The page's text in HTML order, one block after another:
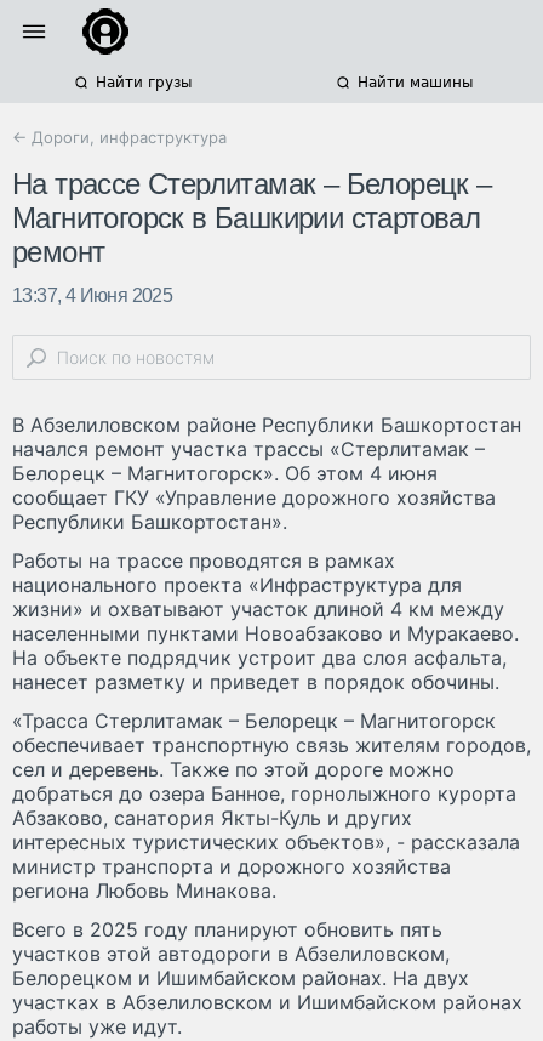
Найти грузы Найти машины
← Дороги, инфраструктура
На трассе Стерлитамак – Белорецк –
Магнитогорск в Башкирии стартовал
ремонт
13:37, 4 Июня 2025
В Абзелиловском районе Республики Башкортостан
начался ремонт участка трассы «Стерлитамак –
Белорецк – Магнитогорск». Об этом 4 июня
сообщает ГКУ «Управление дорожного хозяйства
Республики Башкортостан».
Работы на трассе проводятся в рамках
национального проекта «Инфраструктура для
жизни» и охватывают участок длиной 4 км между
населенными пунктами Новоабзаково и Муракаево.
На объекте подрядчик устроит два слоя асфальта,
нанесет разметку и приведет в порядок обочины.
«Трасса Стерлитамак – Белорецк – Магнитогорск
обеспечивает транспортную связь жителям городов,
сел и деревень. Также по этой дороге можно
добраться до озера Банное, горнолыжного курорта
Абзаково, санатория Якты-Куль и других
интересных туристических объектов», - рассказала
министр транспорта и дорожного хозяйства
региона Любовь Минакова.
Всего в 2025 году планируют обновить пять
участков этой автодороги в Абзелиловском,
Белорецком и Ишимбайском районах. На двух
участках в Абзелиловском и Ишимбайском районах
работы уже идут.